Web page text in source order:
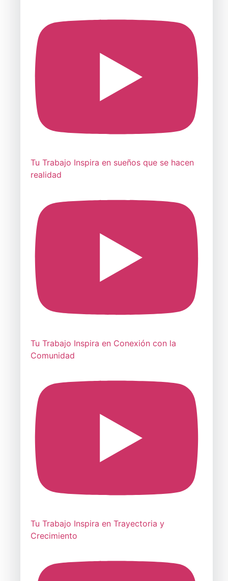
Tu Trabajo Inspira en sueños que se hacen
realidad
Tu Trabajo Inspira en Conexión con la
Comunidad
Tu Trabajo Inspira en Trayectoria y
Crecimiento